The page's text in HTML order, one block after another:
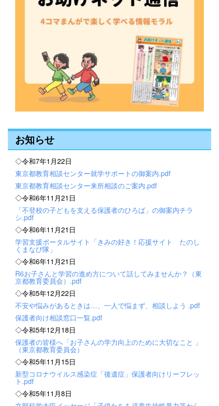
お知らせ
◇令和7年1月22日
東京都教育相談センター就学サポートの御案内.pdf
東京都教育相談センター来所相談のご案内.pdf
◇令和6年11月21日
「不登校の子どもを支える保護者のひろば」の御案内チラ
シ.pdf
◇令和6年11月21日
学習支援ポータルサイト「きみの好き！応援サイト たのし
くまなび隊」
◇令和6年11月21日
R6お子さんと学習の進め方について話してみませんか？（東
京都教育委員会）.pdf
◇令和5年12月22日
不安や悩みがあるときは…、一人で悩まず、相談しよう .pdf
保護者向け相談窓口一覧.pdf
◇令和5年12月18日
保護者の皆様へ「お子さんの学力向上のために大切なこと 」
（東京都教育委員会）
◇令和5年11月15日
新型コロナウイルス感染症「後遺症」保護者向けリーフレッ
ト.pdf
◇令和5年11月8日